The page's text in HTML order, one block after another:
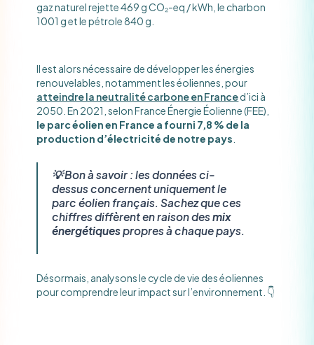
gaz naturel rejette 469 g CO₂-eq / kWh, le charbon
1001 g et le pétrole 840 g.
Il est alors nécessaire de développer les énergies
renouvelables, notamment les éoliennes, pour
atteindre la neutralité carbone en Franced’ici à
2050. En 2021, selon France Énergie Éolienne (FEE),
le parc éolien en France a fourni 7,8 % de la
production d’électricité de notre pays
💡 Bon à savoir : les données ci-
dessus concernent uniquement le
parc éolien français. Sachez que ces
chiffres diffèrent en raison desmix
énergétiquespropres à chaque pays.
Désormais, analysons le cycle de vie des éoliennes
pour comprendre leur impact sur l’environnement. 👇